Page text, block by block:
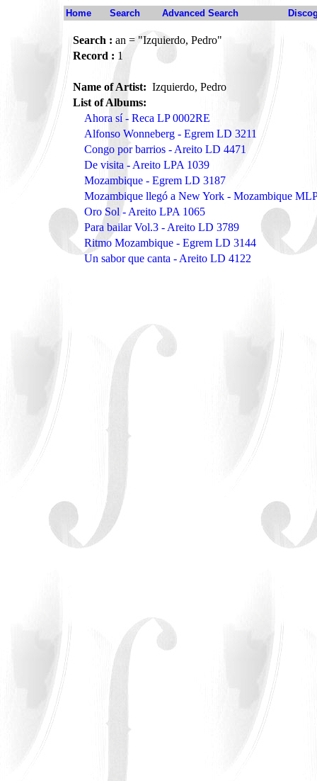
Home Search Advanced Search
Search : an = "Izquierdo, Pedro"
Record : 1
Name of Artist: Izquierdo, Pedro
List of Albums:
Ahora sí - Reca LP 0002RE
Alfonso Wonneberg - Egrem LD 3211
Congo por barrios - Areito LD 4471
De visita - Areito LPA 1039
Mozambique - Egrem LD 3187
Mozambique llegó a New York - Mozambique
Oro Sol - Areito LPA 1065
Para bailar Vol.3 - Areito LD 3789
Ritmo Mozambique - Egrem LD 3144
Un sabor que canta - Areito LD 4122